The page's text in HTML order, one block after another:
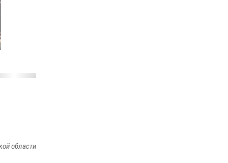
области